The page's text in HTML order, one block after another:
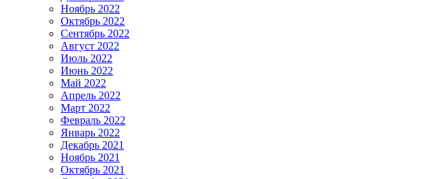
Ноябрь 2022
Октябрь 2022
Сентябрь 2022
Август 2022
Июль 2022
Июнь 2022
Май 2022
Апрель 2022
Март 2022
Февраль 2022
Январь 2022
Декабрь 2021
Ноябрь 2021
Октябрь 2021